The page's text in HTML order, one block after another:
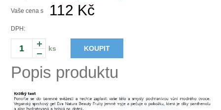
Vaše cena s
DPH:
112 Kč
ks KOUPIT
Popis produktu